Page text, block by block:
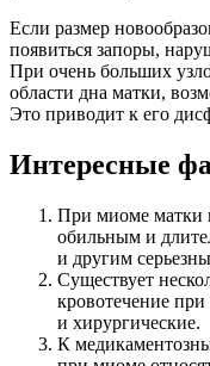
Если размер
появиться запоры,
При очень больших
области дна матки,
Это приводит к его
Интересные
При миоме матки
обильным и
и другим
Существует
кровотечение
и хирургические.
К